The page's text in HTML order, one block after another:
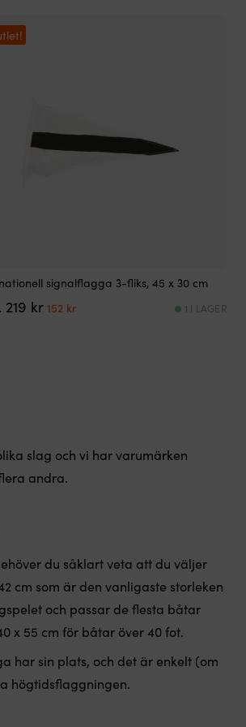
signalflagga 3-fliks, 45 x 30 cm
219 krDet
152 krDet
1 I LAGER
slag och vi har varumärken
andra.
du såklart veta att du väljer
cm som är den vanligaste storleken
och passar de flesta båtar
x 55 cm för båtar över 40 fot.
har sin plats, och det är enkelt (om
högtidsflaggningen.